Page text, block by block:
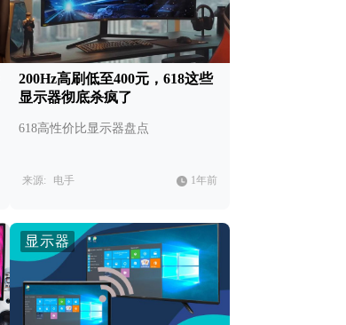
200Hz高刷低至400元，618这些
显示器彻底杀疯了
618高性价比显示器盘点
来源: 电手 1年前
显示器